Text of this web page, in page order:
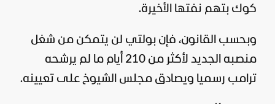
كوك بتهم نفتها الأخيرة.
وبحسب القانون، فإن بولتي لن يتمكن من شغل
منصبه الجديد لأكثر من 210 أيام ما لم يرشحه
ترامب رسميا ويصادق مجلس الشيوخ على تعيينه.